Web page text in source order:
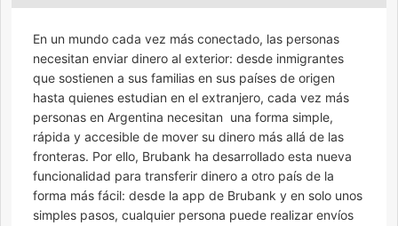
En un mundo cada vez más conectado, las personas
necesitan enviar dinero al exterior: desde inmigrantes
que sostienen a sus familias en sus países de origen
hasta quienes estudian en el extranjero, cada vez más
personas en Argentina necesitan una forma simple,
rápida y accesible de mover su dinero más allá de las
fronteras. Por ello, Brubank ha desarrollado esta nueva
funcionalidad para transferir dinero a otro país de la
forma más fácil: desde la app de Brubank y en solo unos
simples pasos, cualquier persona puede realizar envíos